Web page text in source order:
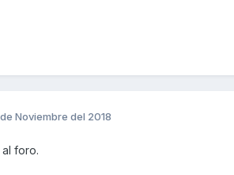
Noviembre del 2018
foro.